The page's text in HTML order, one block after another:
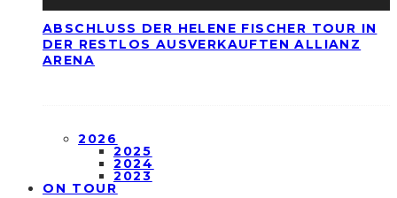
ABSCHLUSS DER HELENE FISCHER TOUR IN
DER RESTLOS AUSVERKAUFTEN ALLIANZ
ARENA
2026
2025
2024
2023
ON TOUR